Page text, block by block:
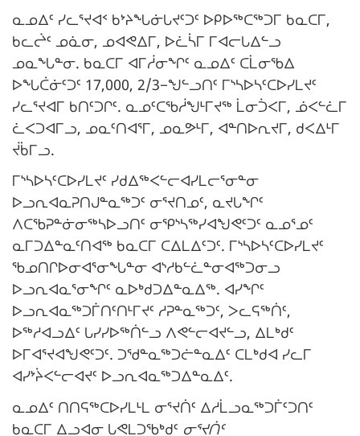
ᓇᓄᐃᑦ ᓯᓚᕐᔪᐊᑉ ᑲᔾᔨᖓᓃᒐᔪᑦᑐᑦ ᐅᑭᐅᖅᑕᖅᑐᒥ ᑲᓇᑕᒥ,
ᑲᓚᖡᑦ ᓄᓈᓂ, ᓄᐊᕙᐃᒥ, ᐅᓛᓵᒥ ᒥᐊᓕᒐᐃᓪᓗ
ᓄᓇᖓᓐᓂ. ᑲᓇᑕᒥ ᐊᒥᓲᓂᖏᑦ ᓇᓄᐃᑦ ᑕᒫᓂᖃᐃ
ᐅᖓᑖᓃᑦᑐᑦ 17,000, 2/3−ᖑᓪᓗᑎᑦ ᒥᔅᓴᐅᓴᑦᑕᐅᓯᒪᔪᑦ
ᓯᓚᕐᔪᐊᒥ ᑲᑎᑦᑐᒋᑦ. ᓇᓄᑦᑕᖃᓲᖑᒻᒥᔪᖅ ᒫᓂᑑᐸᒥ, ᓅᐸᓪᓛᒥ
ᓛᐸᑐᐊᒥᓗ, ᓄᓇᑦᑎᐊᕐᒥ, ᓄᓇᕗᒻᒥ, ᐊᓐᑎᐅᕆᔪᒥ, ᑯᐸᐃᒻᒥ
ᔫᑳᒥᓗ.
ᒥᔅᓴᐅᓴᑦᑕᐅᓯᒪᔪᑦ ᓯᑯᐃᖅᐸᓪᓕᐊᓯᒪᓕᕐᓂᓐᓂ
ᐅᓗᕆᐊᓇᕈᑎᒍᓐᓇᖅᑐᑦ ᓂᕐᔪᑎᓄᑦ, ᓇᔪᒐᖏᑦ
ᐱᑕᖃᕈᓐᓃᓂᖅᓴᐅᓗᑎᑦ ᓂᕿᔅᓴᖅᓯᐊᖑᕙᑦᑐᑦ ᓇᓄᕐᓄᑦ
ᓇᒥᑐᐃᓐᓇᑦᑎᐊᖅ ᑲᓇᑕᒥ ᑕᐃᒪᐃᑦᑐᑦ. ᒥᔅᓴᐅᓴᑦᑕᐅᓯᒪᔪᑦ
ᖃᓄᑎᒋᐅᓂᐊᕐᓂᖓᓐᓂ ᐊᔅᓱᑲᓪᓛᓐᓂᐊᖅᑐᓂᓗ
ᐅᓗᕆᐊᓇᕐᓂᖏᑦ ᓇᐅᒃᑯᑐᐃᓐᓇᐃᖅ. ᐊᓯᖏᑦ
ᐅᓗᕆᐊᓇᖅᑐᒦᑎᑦᑎᒻᒥᔪᑦ ᓱᕈᓐᓇᖅᑐᑦ, ᐳᓚᕋᖅᑏᑦ,
ᐅᖅᓱᐊᓗᐃᑦ ᒐᓯᓯᐅᖅᑏᓪᓗ ᐱᕙᓪᓕᐊᔪᓪᓗ, ᐃᒪᒃᑯᑦ
ᐅᒥᐊᕐᔪᐊᖑᕙᑦᑐᑦ. ᑐᖁᓐᓇᖅᑐᓖᓐᓇᐃᑦ ᑕᒪᒃᑯᐊ ᓯᓚᒥ
ᐊᓯᔾᔩᐸᓪᓕᐊᔪᑦ ᐅᓗᕆᐊᓇᖅᑐᐃᓐᓇᐃᑦ.
ᓇᓄᐃᑦ ᑎᑎᕋᖅᑕᐅᓯᒪᒻᒪ ᓂᕐᔪᑏᑦ ᐃᓱᒫᓗᓇᖅᑐᒦᑦᑐᑎᑦ
ᑲᓇᑕᒥ ᐃᓗᐊᓂ ᒐᕙᒪᑐᖃᒃᑯᑦ ᓂᕐᔪᑏᑦ